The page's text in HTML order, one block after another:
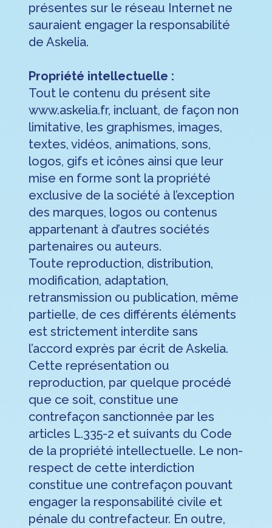
présentes sur le réseau Internet ne
sauraient engager la responsabilité
de Askelia.
Propriété intellectuelle :
Tout le contenu du présent site
www.askelia.fr, incluant, de façon non
limitative, les graphismes, images,
textes, vidéos, animations, sons,
logos, gifs et icônes ainsi que leur
mise en forme sont la propriété
exclusive de la société à l’exception
des marques, logos ou contenus
appartenant à d’autres sociétés
partenaires ou auteurs.
Toute reproduction, distribution,
modification, adaptation,
retransmission ou publication, même
partielle, de ces différents éléments
est strictement interdite sans
l’accord exprès par écrit de Askelia.
Cette représentation ou
reproduction, par quelque procédé
que ce soit, constitue une
contrefaçon sanctionnée par les
articles L.335-2 et suivants du Code
de la propriété intellectuelle. Le non-
respect de cette interdiction
constitue une contrefaçon pouvant
engager la responsabilité civile et
pénale du contrefacteur. En outre,